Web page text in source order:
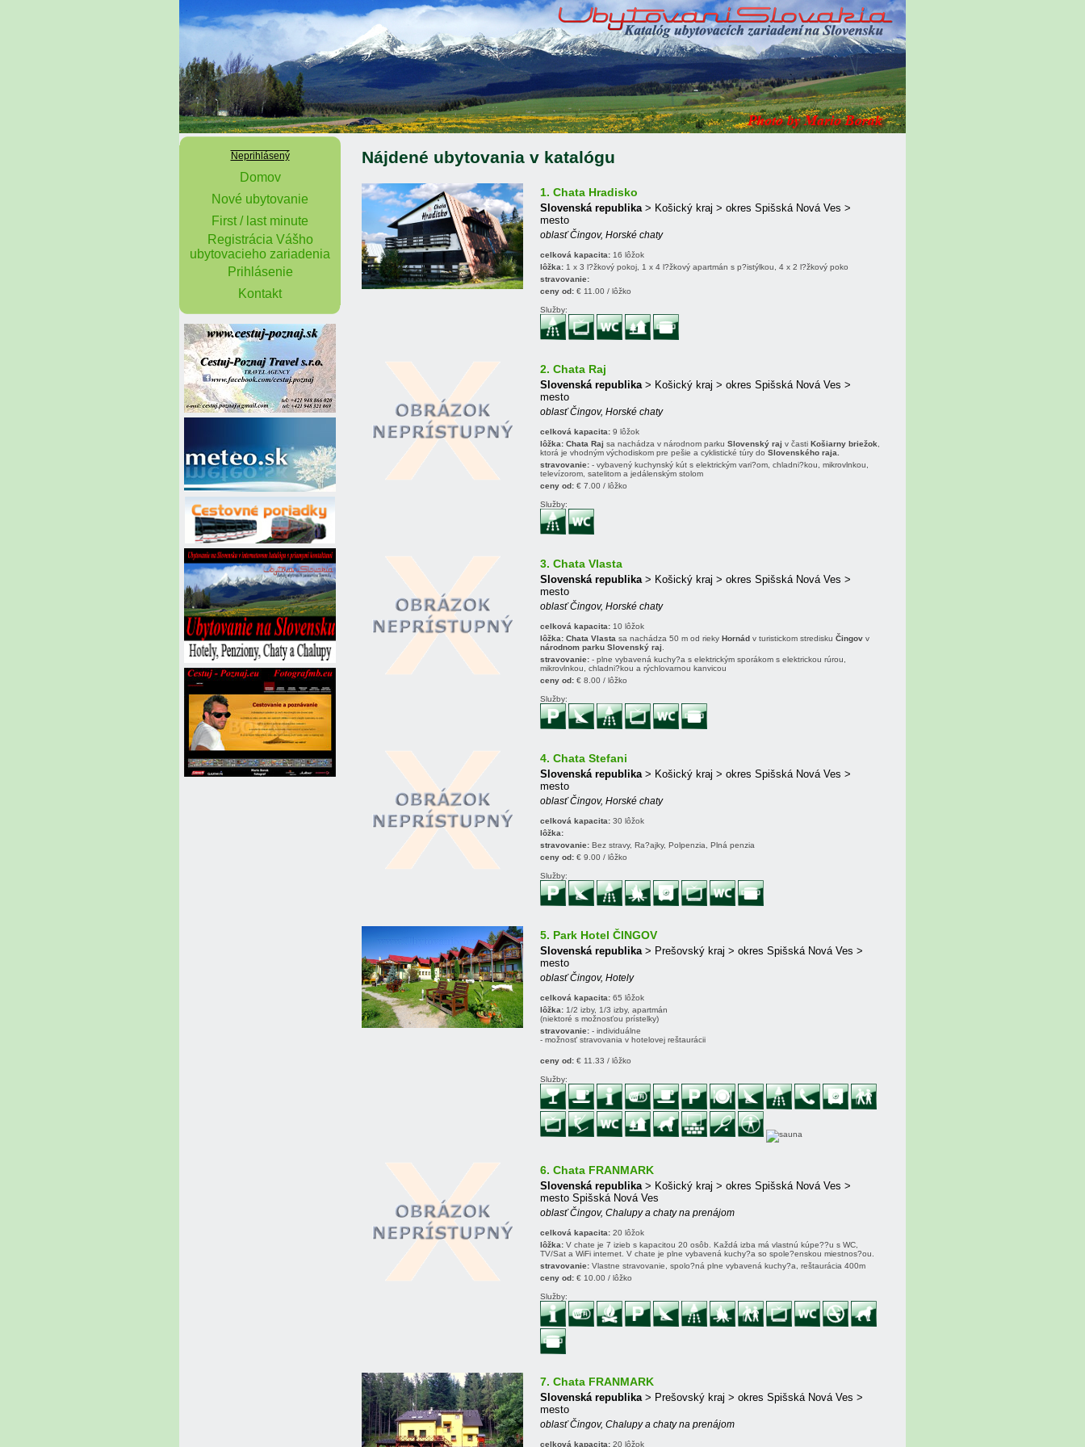
Neprihlásený
Domov
Nové ubytovanie
First / last minute
Registrácia Vášho
ubytovacieho zariadenia
Prihlásenie
Kontakt
Nájdené ubytovania v katalógu
1. Chata Hradisko
Slovenská republika> Košický kraj > okres Spišská Nová Ves >
mesto
oblasť Čingov, Horské chaty
celková kapacita: 16 lôžok
lôžka: 1 x 3 l?žkový pokoj, 1 x 4 l?žkový apartmán s p?istýlkou, 4 x 2 l?žkový poko
stravovanie:
ceny od: € 11.00 / lôžko
Služby:
2. Chata Raj
Slovenská republika> Košický kraj > okres Spišská Nová Ves >
mesto
oblasť Čingov, Horské chaty
celková kapacita: 9 lôžok
lôžka: Chata Raj sa nachádza v národnom parku Slovenský raj v časti Košiarny briežok
ktorá je vhodným východiskom pre pešie a cyklistické túry do Slovenského raja.
stravovanie: - vybavený kuchynský kút s elektrickým vari?om, chladni?kou, mikrovlnkou,
televízorom, satelitom a jedálenským stolom
ceny od: € 7.00 / lôžko
Služby:
3. Chata Vlasta
Slovenská republika> Košický kraj > okres Spišská Nová Ves >
mesto
oblasť Čingov, Horské chaty
celková kapacita: 10 lôžok
lôžka: Chata Vlasta sa nachádza 50 m od rieky Hornád v turistickom stredisku Čingov v
národnom parku Slovenský raj
stravovanie: - plne vybavená kuchy?a s elektrickým sporákom s elektrickou rúrou,
mikrovlnkou, chladni?kou a rýchlovarnou kanvicou
ceny od: € 8.00 / lôžko
Služby:
4. Chata Stefani
Slovenská republika> Košický kraj > okres Spišská Nová Ves >
mesto
oblasť Čingov, Horské chaty
celková kapacita: 30 lôžok
lôžka:
stravovanie: Bez stravy, Ra?ajky, Polpenzia, Plná penzia
ceny od: € 9.00 / lôžko
Služby:
5. Park Hotel ČINGOV
Slovenská republika> Prešovský kraj > okres Spišská Nová Ves >
mesto
oblasť Čingov, Hotely
celková kapacita: 65 lôžok
lôžka: 1/2 izby, 1/3 izby, apartmán
(niektoré s možnosťou prístelky)
stravovanie: - individuálne
- možnosť stravovania v hotelovej reštaurácii
ceny od: € 11.33 / lôžko
Služby:
6. Chata FRANMARK
Slovenská republika> Košický kraj > okres Spišská Nová Ves >
mesto Spišská Nová Ves
oblasť Čingov, Chalupy a chaty na prenájom
celková kapacita: 20 lôžok
lôžka: V chate je 7 izieb s kapacitou 20 osôb. Každá izba má vlastnú kúpe??u s WC,
TV/Sat a WiFi internet. V chate je plne vybavená kuchy?a so spole?enskou miestnos?ou.
stravovanie: Vlastne stravovanie, spolo?ná plne vybavená kuchy?a, reštaurácia 400m
ceny od: € 10.00 / lôžko
Služby:
7. Chata FRANMARK
Slovenská republika> Prešovský kraj > okres Spišská Nová Ves >
mesto
oblasť Čingov, Chalupy a chaty na prenájom
celková kapacita: 20 lôžok